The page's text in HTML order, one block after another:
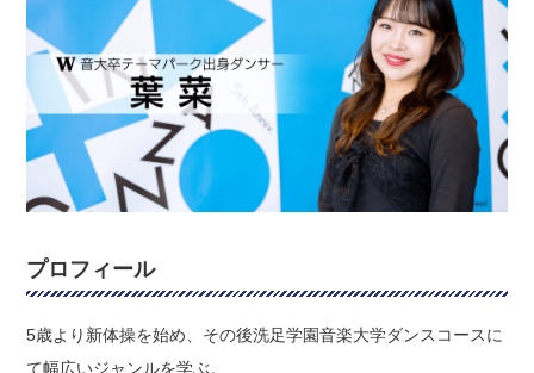
プロフィール
5歳より新体操を始め、その後洗足学園音楽大学ダンスコースに
て幅広いジャンルを学ぶ。